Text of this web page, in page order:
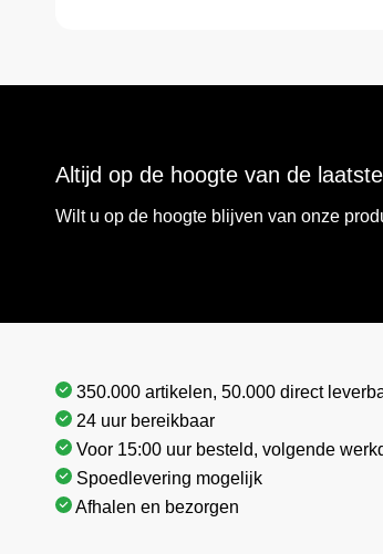
Altijd op de hoogte van de
Wilt u op de hoogte blijven van onze
350.000 artikelen, 50.000 direct
24 uur bereikbaar
Voor 15:00 uur besteld, volgende
Spoedlevering mogelijk
Afhalen en bezorgen